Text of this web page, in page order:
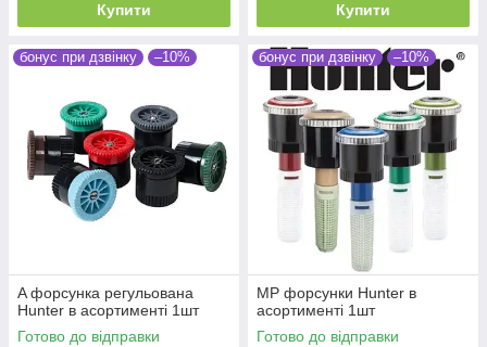
Купити Купити
бонус при дзвінку –10%
A форсунка регульована
Hunter в асортименті 1шт
Готово до відправки
бонус при дзвінку –10%
MP форсунки Hunter в
асортименті 1шт
Готово до відправки